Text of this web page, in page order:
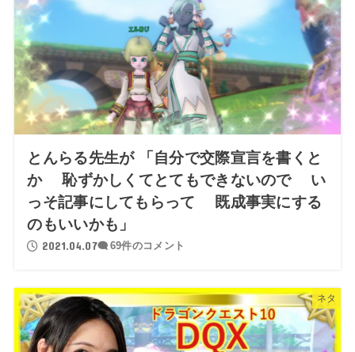
とんらる先生が 「自分で交際宣言を書くと
か 恥ずかしくてとてもできないので い
っそ記事にしてもらって 既成事実にする
のもいいかも」
2021.04.07 69件のコメント
ネタ